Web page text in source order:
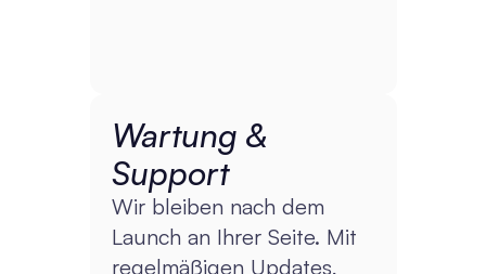
Wartung &
Support
Wir bleiben nach dem
Launch an Ihrer Seite. Mit
regelmäßigen Updates,